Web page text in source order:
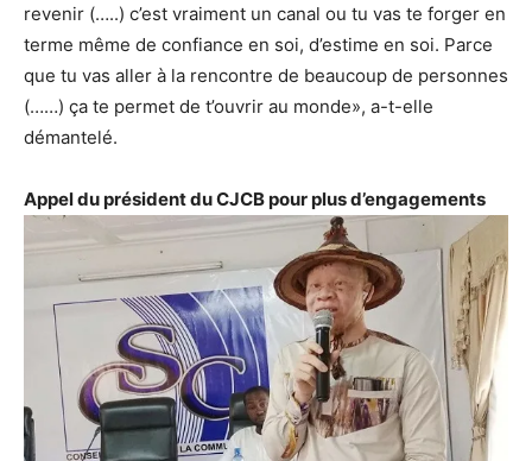
revenir (…..) c’est vraiment un canal ou tu vas te forger en
terme même de confiance en soi, d’estime en soi. Parce
que tu vas aller à la rencontre de beaucoup de personnes
(……) ça te permet de t’ouvrir au monde», a-t-elle
démantelé.
Appel du président du CJCB pour plus d’engagements